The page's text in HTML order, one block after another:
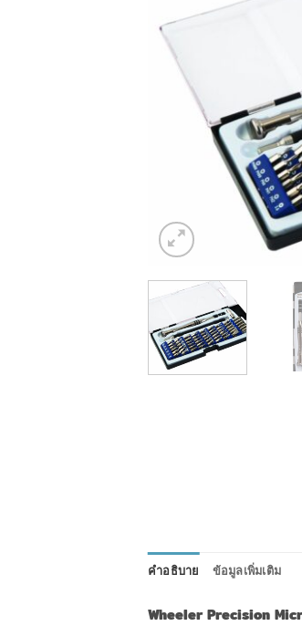
คำอธิบาย ข้อมูลเพิ่มเติม
Wheeler Precision